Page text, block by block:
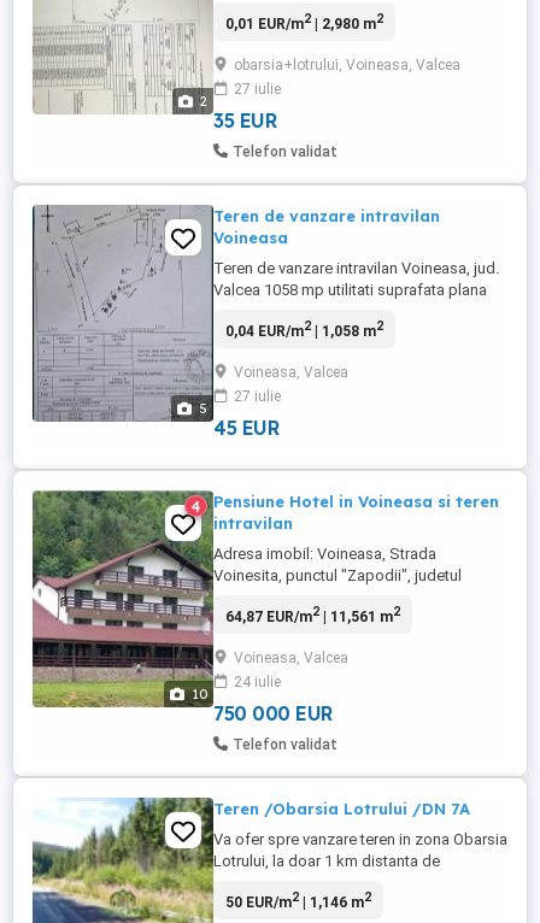
2
construit,doua laturi de 55 si 30 m
vecinatate fam.BORNEA, alte doua laturi
drum de acces propus pret 35 euro mp
poate fi parcelat in loturi de 1000 ...
0,01 EUR/m2| 2,980 m2
obarsia+lotrului, Voineasa, Valcea
27 iulie
35 EUR
Telefon validat
5
Teren de vanzare intravilan
Voineasa
Teren de vanzare intravilan Voineasa, jud.
Valcea 1058 mp utilitati suprafata plana
strada principala dar si cu padurea la
natura 45 mp negociabil pentru detalii va
rog sa ma contactati
0,04 EUR/m2| 1,058 m2
Voineasa, Valcea
27 iulie
45 EUR
10
4
Pensiune Hotel in Voineasa si teren
intravilan
Adresa imobil: Voineasa, Strada
Voinesita, punctul "Zapodii", judetul
construiti (structura pe cadre din B.A. si
capacitate de cazare este cea mai mare
pensiune din Voineasa avand 21 camere
si 3 apartamente. Demisol: ...
64,87 EUR/m2| 11,561 m2
Voineasa, Valcea
24 iulie
750 000 EUR
Telefon validat
Teren /Obarsia Lotrului /DN 7A
Va ofer spre vanzare teren in zona Obarsia
Lotrului, la doar 1 km distanta de
25 m la DN 7A . Suprafata terenului este
50 EUR/m2| 1,146 m2